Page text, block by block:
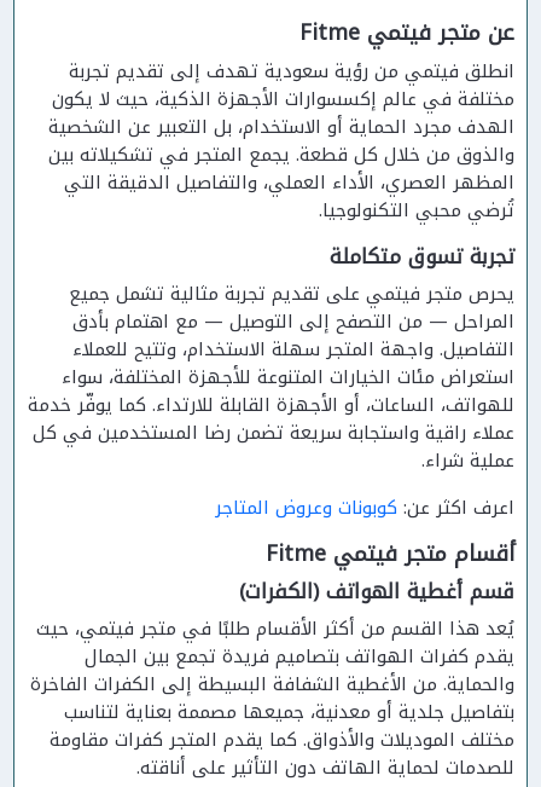
عن متجر فيتمي Fitme
انطلق فيتمي من رؤية سعودية تهدف إلى تقديم تجربة
مختلفة في عالم إكسسوارات الأجهزة الذكية، حيث لا يكون
الهدف مجرد الحماية أو الاستخدام، بل التعبير عن الشخصية
والذوق من خلال كل قطعة. يجمع المتجر في تشكيلاته بين
المظهر العصري، الأداء العملي، والتفاصيل الدقيقة التي
تُرضي محبي التكنولوجيا.
تجربة تسوق متكاملة
يحرص متجر فيتمي على تقديم تجربة مثالية تشمل جميع
المراحل — من التصفح إلى التوصيل — مع اهتمام بأدق
التفاصيل. واجهة المتجر سهلة الاستخدام، وتتيح للعملاء
استعراض مئات الخيارات المتنوعة للأجهزة المختلفة، سواء
للهواتف، الساعات، أو الأجهزة القابلة للارتداء. كما يوفّر خدمة
عملاء راقية واستجابة سريعة تضمن رضا المستخدمين في كل
عملية شراء.
اعرف اكثر عن: كوبونات وعروض المتاجر
أقسام متجر فيتمي Fitme
قسم أغطية الهواتف (الكفرات)
يُعد هذا القسم من أكثر الأقسام طلبًا في متجر فيتمي، حيث
يقدم كفرات الهواتف بتصاميم فريدة تجمع بين الجمال
والحماية. من الأغطية الشفافة البسيطة إلى الكفرات الفاخرة
بتفاصيل جلدية أو معدنية، جميعها مصممة بعناية لتناسب
مختلف الموديلات والأذواق. كما يقدم المتجر كفرات مقاومة
للصدمات لحماية الهاتف دون التأثير على أناقته.